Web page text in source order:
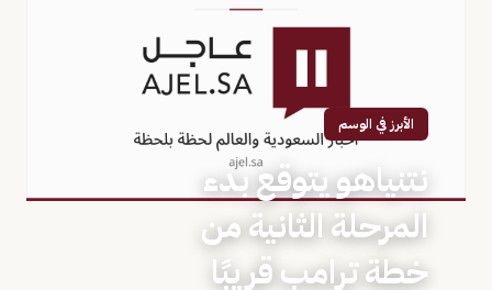
الأبرز في الوسم
نتنياهو يتوقع بدء
المرحلة الثانية من
خطة ترامب قريبًا